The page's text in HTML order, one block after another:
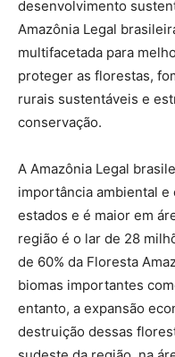
desenvolvimento
Amazônia Legal
multifacetada para
proteger as florestas,
rurais sustentáveis e
conservação.
A Amazônia Legal
importância ambiental e
estados e é maior em
região é o lar de 28
de 60% da Floresta
biomas importantes
entanto, a expansão
destruição dessas